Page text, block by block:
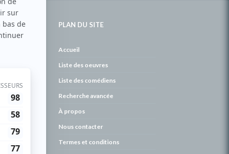
PLAN DU SITE
Accueil
Liste des oeuvres
Liste des comédiens
Recherche avancée
À propos
Nous contacter
Termes et conditions